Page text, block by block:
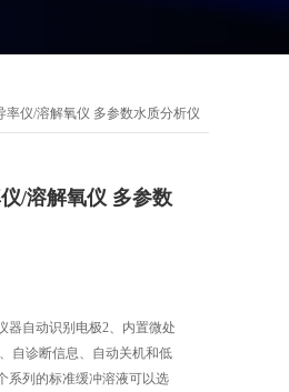
率仪/溶解氧仪 多参数水质分析仪
/溶解氧仪 多参数
器自动识别电极2、内置微处
自诊断信息、自动关机和低
系列的标准缓冲溶液可以选